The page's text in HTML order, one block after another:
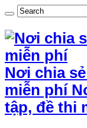
Nơi chia
miễn phí
tập, đề thi